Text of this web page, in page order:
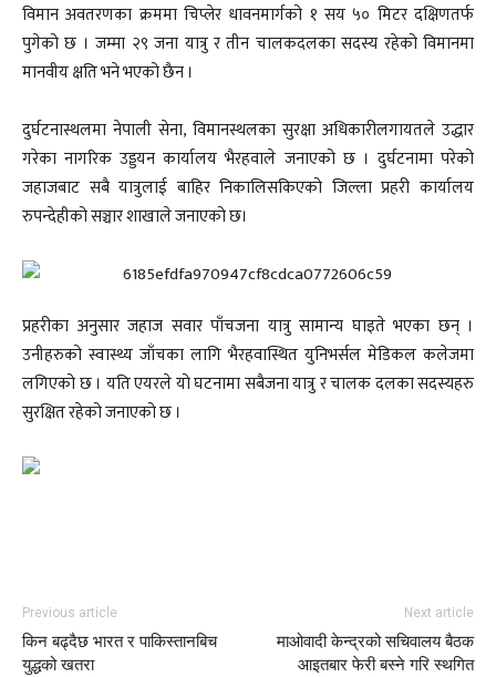
विमान अवतरणका क्रममा चिप्लेर धावनमार्गको १ सय ५० मिटर दक्षिणतर्फ
पुगेको छ । जम्मा २९ जना यात्रु र तीन चालकदलका सदस्य रहेको विमानमा
मानवीय क्षति भने भएको छैन ।
दुर्घटनास्थलमा नेपाली सेना, विमानस्थलका सुरक्षा अधिकारीलगायतले उद्धार
गरेका नागरिक उड्डयन कार्यालय भैरहवाले जनाएको छ । दुर्घटनामा परेको
जहाजबाट सबै यात्रुलाई बाहिर निकालिसकिएको जिल्ला प्रहरी कार्यालय
रुपन्देहीको सञ्चार शाखाले जनाएको छ।
प्रहरीका अनुसार जहाज सवार पाँचजना यात्रु सामान्य घाइते भएका छन् ।
उनीहरुको स्वास्थ्य जाँचका लागि भैरहवास्थित युनिभर्सल मेडिकल कलेजमा
लगिएको छ । यति एयरले यो घटनामा सबैजना यात्रु र चालक दलका सदस्यहरु
सुरक्षित रहेको जनाएको छ ।
Previous article
किन बढ्दैछ भारत र पाकिस्तानबिच
युद्धको खतरा
Next article
माओवादी केन्द्रको सचिवालय बैठक
आइतबार फेरी बस्ने गरि स्थगित